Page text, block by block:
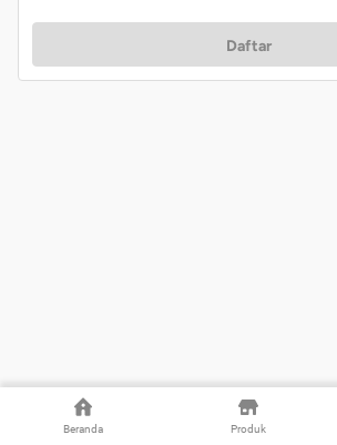
Beranda Produk
Daftar